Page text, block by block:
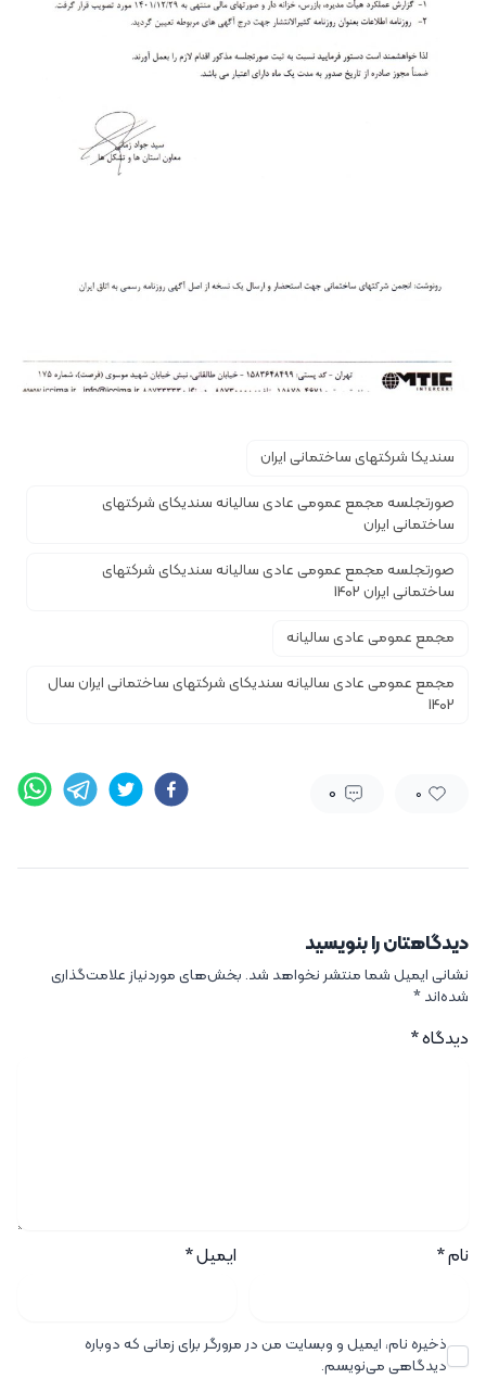
سندیکا شرکتهای ساختمانی ایران
صورتجلسه مجمع عمومی عادی سالیانه سندیکای شرکتهای
ساختمانی ایران
صورتجلسه مجمع عمومی عادی سالیانه سندیکای شرکتهای
ساختمانی ایران 1402
مجمع عمومی عادی سالیانه
مجمع عمومی عادی سالیانه سندیکای شرکتهای ساختمانی ایران سال
1402
0
0
دیدگاهتان را بنویسید
نشانی ایمیل شما منتشر نخواهد شد. بخش‌های موردنیاز علامت‌گذاری
شده‌اند*
دیدگاه*
نام* ایمیل*
ذخیره نام، ایمیل و وبسایت من در مرورگر برای زمانی که دوباره
دیدگاهی می‌نویسم.